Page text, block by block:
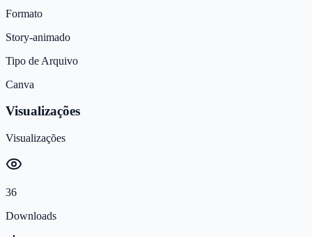
Formato
Story-animado
Tipo de Arquivo
Canva
Visualizações
Visualizações
36
Downloads